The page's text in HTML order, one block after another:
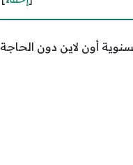
أون لاين دون الحاجة